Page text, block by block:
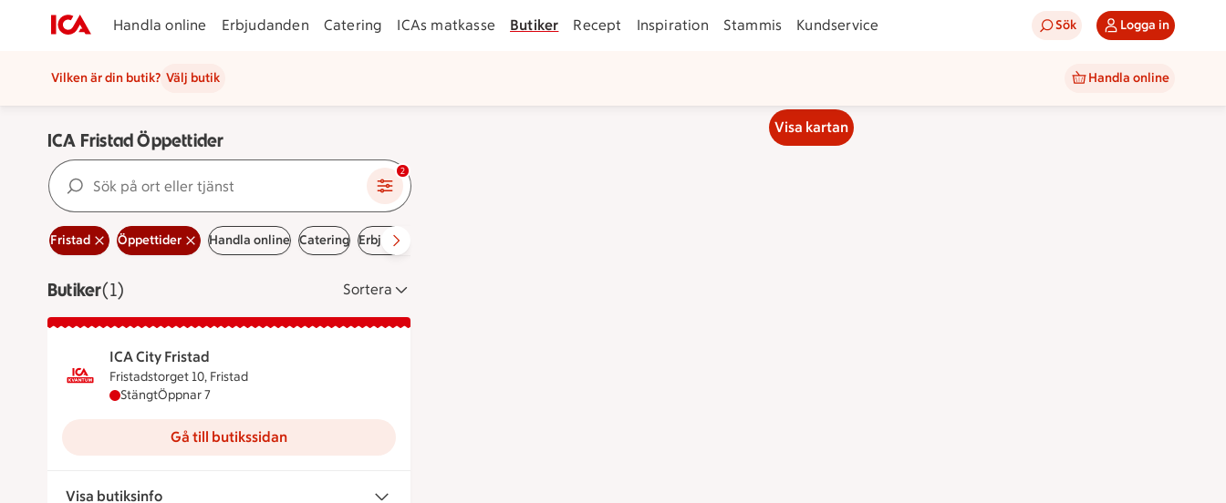
Handla online Erbjudanden Catering ICAs matkasse Butiker Recept Inspiration Stammis Kundservice Sök Logga in
Vilken är din butik? Välj butik Handla online
ICA Fristad Öppettider
Sök på ort eller tjänst 2
Fristad Öppettider Handla online Catering Erbjudanden
ButikerVisar 1 stycken
(1) Sortera
ICA City Fristad
Fristadstorget 10, Fristad
ICA City Fristad har stängt, öppnar klockan 7
StängtÖppnar 7
Gå till butikssidan
Visa butiksinfo
Visa kartan